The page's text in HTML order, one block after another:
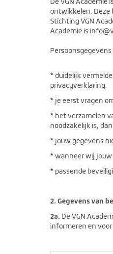
De VGN
ontwikkelen. Deze
Stichting VGN
Academie is
* duidelijk
privacyverklaring.
* je eerst vragen
* het verzamelen
noodzakelijk is,
* jouw gegevens
* wanneer wij jouw
* passende
2. Gegevens van
2a. De VGN
informeren en